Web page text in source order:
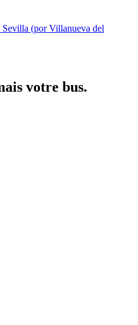
(por Villanueva del
votre bus.